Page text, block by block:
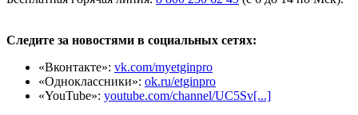
Следите за новостями в социальных сетях:
«Вконтакте»: vk.com/myetginpro
«Одноклассники»: ok.ru/etginpro
«YouTube»: youtube.com/channel/UC5Sv[...]